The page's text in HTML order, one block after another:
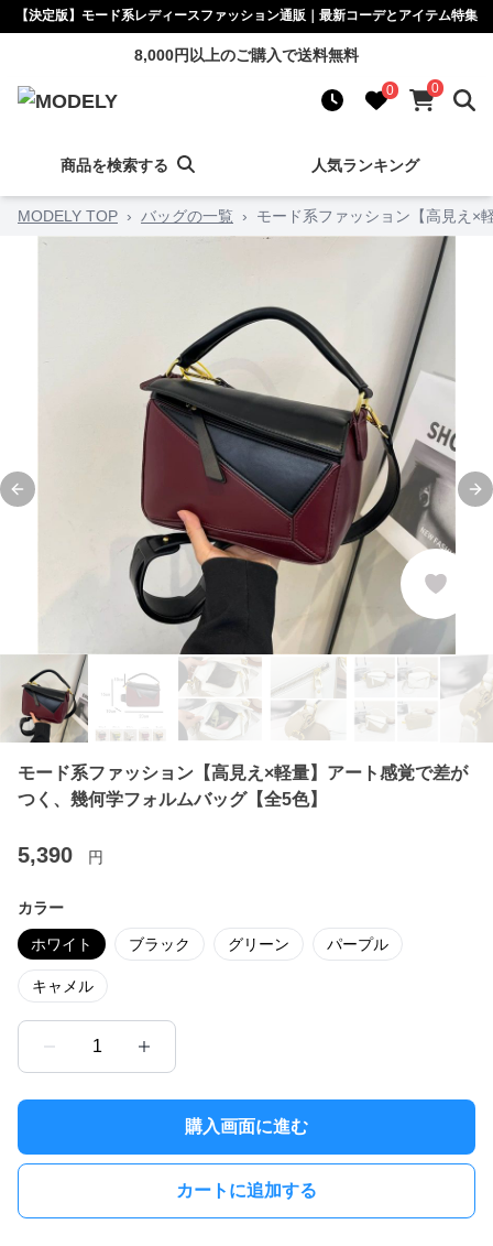
【決定版】モード系レディースファッション通販｜最新コーデとアイテム特集
8,000円以上のご購入で送料無料
0 0
商品を検索する 人気ランキング
MODELY TOP › バッグの一覧 › モード系ファッション【高見え×
Previous slide
モード系ファッション【高見え×軽量】アート感覚で差が
つく、幾何学フォルムバッグ【全5色】
5,390 円
カラー
ホワイト ブラック グリーン パープル
キャメル
1
購入画面に進む
カートに追加する